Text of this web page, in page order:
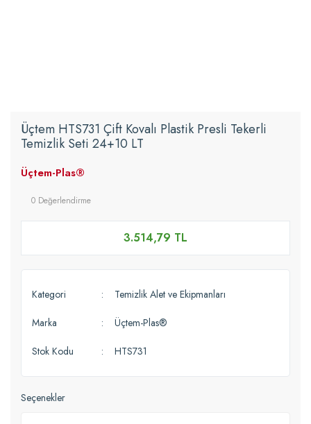
Üçtem HTS731 Çift Kovalı Plastik Presli Tekerli
Temizlik Seti 24+10 LT
Üçtem-Plas®
0 Değerlendirme
3.514,79 TL
Kategori Temizlik Alet ve Ekipmanları
Marka Üçtem-Plas®
Stok Kodu HTS731
Seçenekler